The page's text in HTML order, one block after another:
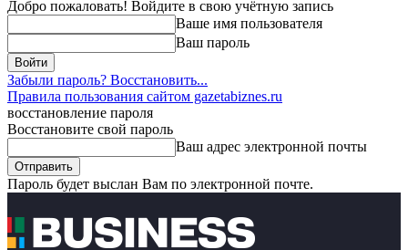
Добро пожаловать! Войдите в свою учётную запись
Ваше имя пользователя
Ваш пароль
Забыли пароль? Восстановить...
Правила пользования сайтом gazetabiznes.ru
восстановление пароля
Восстановите свой пароль
Ваш адрес электронной почты
Пароль будет выслан Вам по электронной почте.